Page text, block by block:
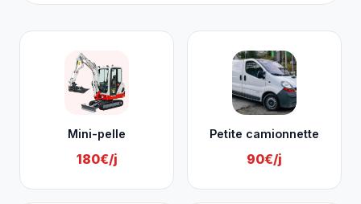
Mini-pelle
180€/j
Petite camionnette
90€/j